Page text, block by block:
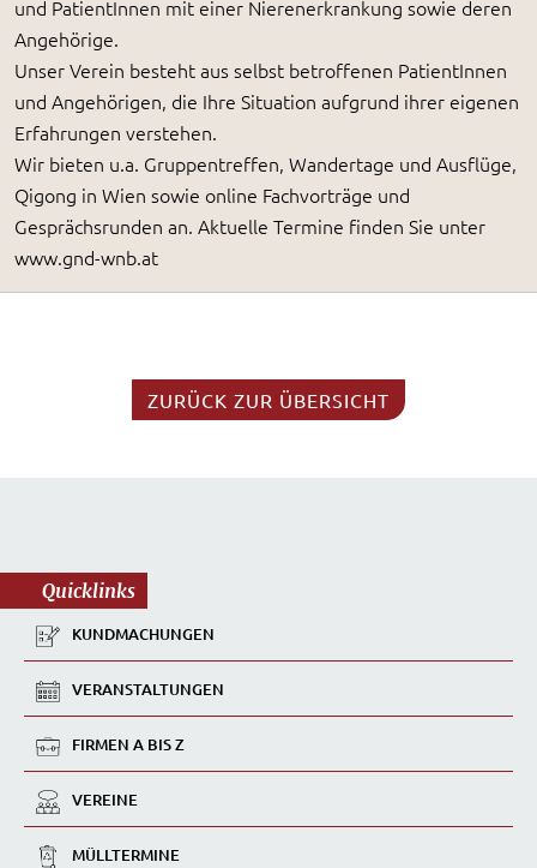
und PatientInnen mit einer Nierenerkrankung sowie deren
Angehörige.
Unser Verein besteht aus selbst betroffenen PatientInnen
und Angehörigen, die Ihre Situation aufgrund ihrer eigenen
Erfahrungen verstehen.
Wir bieten u.a. Gruppentreffen, Wandertage und Ausflüge,
Qigong in Wien sowie online Fachvorträge und
Gesprächsrunden an. Aktuelle Termine finden Sie unter
www.gnd-wnb.at
ZURÜCK ZUR ÜBERSICHT
Quicklinks
KUNDMACHUNGEN
VERANSTALTUNGEN
FIRMEN A BIS Z
VEREINE
MÜLLTERMINE